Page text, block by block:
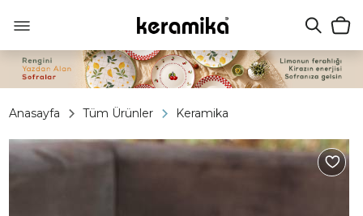
Anasayfa Tüm Ürünler Keramika